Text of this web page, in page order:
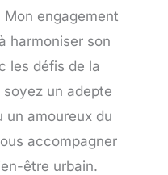
Mon engagement
harmoniser son
les défis de la
un adepte
un amoureux du
accompagner
être urbain.